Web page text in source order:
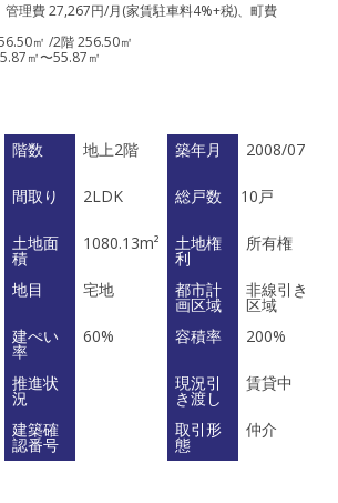
管理費 27,267円/月(家賃駐車料4%+税)、町費
㎡ /2階 256.50㎡
㎡〜55.87㎡
階数 地上2階 築年月 2008/07
間取り 2LDK 総戸数 10戸
土地面
積
1080.13m² 土地権
利
所有権
地目 宅地 都市計
画区域
非線引き
区域
建ぺい
率
60% 容積率 200%
推進状
況
現況引
き渡し
賃貸中
建築確
認番号
取引形
態
仲介